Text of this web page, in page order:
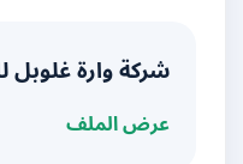
شركة وارة غلوبل
عرض الملف